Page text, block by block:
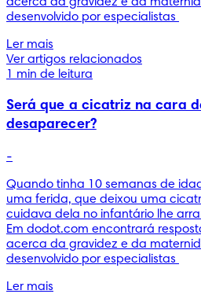
desenvolvido por especialistas
Ler mais
Ver artigos relacionados
1 min de leitura
Será que a cicatriz na cara
desaparecer?
-
Quando tinha 10 semanas de
uma ferida, que deixou uma
cuidava dela no infantário lhe
Em dodot.com encontrará
acerca da gravidez e da
desenvolvido por especialistas
Ler mais